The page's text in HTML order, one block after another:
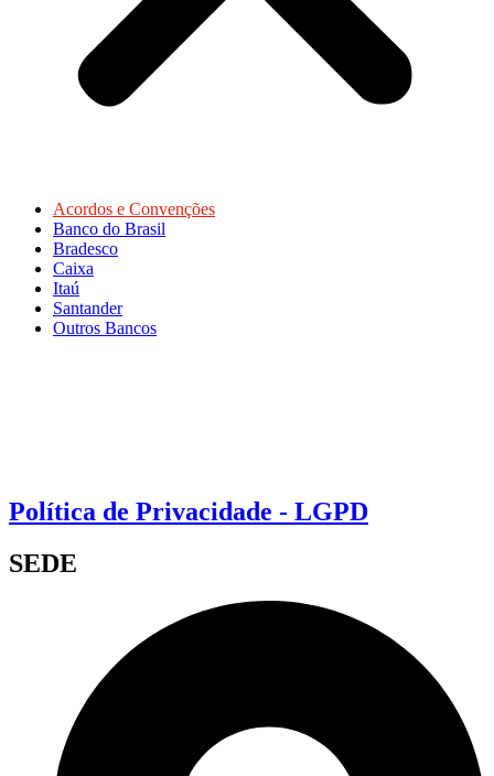
Acordos e Convenções
Banco do Brasil
Bradesco
Caixa
Itaú
Santander
Outros Bancos
Política de Privacidade - LGPD
SEDE